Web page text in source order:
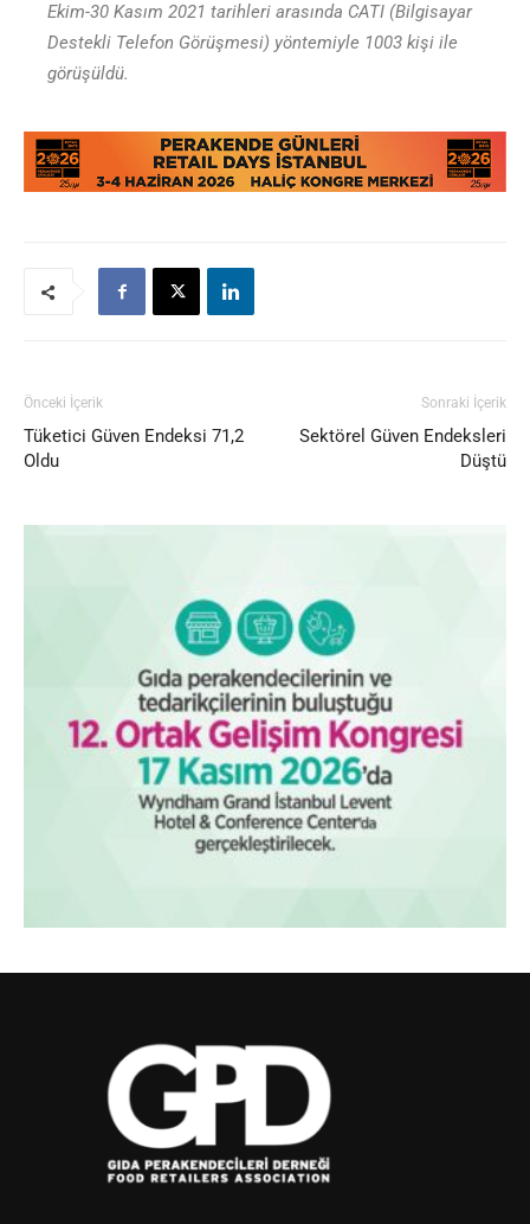
Ekim-30 Kasım 2021 tarihleri arasında CATI (Bilgisayar
Destekli Telefon Görüşmesi) yöntemiyle 1003 kişi ile
görüşüldü.
Önceki İçerik
Tüketici Güven Endeksi 71,2
Oldu
Sonraki İçerik
Sektörel Güven Endeksleri
Düştü